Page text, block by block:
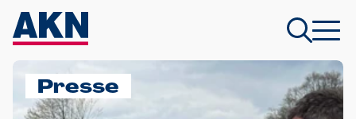
Presse